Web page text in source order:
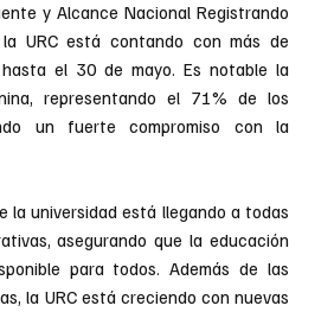
y Alcance Nacional Registrando
URC está contando con más de
el 30 de mayo. Es notable la
representando el 71% de los
un fuerte compromiso con la
la universidad está llegando a todas
asegurando que la educación
para todos. Además de las
la URC está creciendo con nuevas